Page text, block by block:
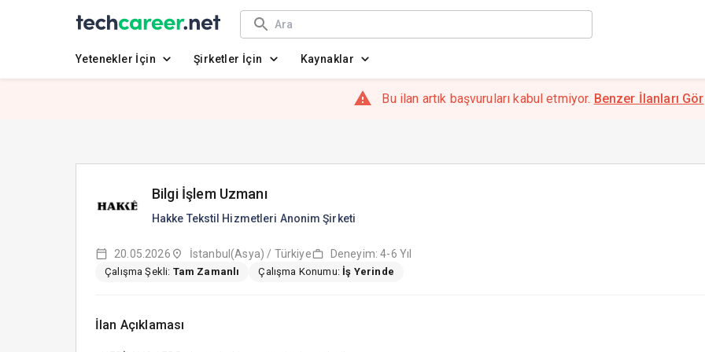
Yetenekler İçin Şirketler İçin Kaynaklar
Bu ilan artık başvuruları kabul etmiyor. Benzer İlanları Gör
Bilgi İşlem Uzmanı
Hakke Tekstil Hizmetleri Anonim Şirketi
20.05.2026 İstanbul(Asya) / Türkiye Deneyim: 4-6 Yıl
Çalışma Şekli: Tam Zamanlı Çalışma Konumu: İş Yerinde
İlan Açıklaması